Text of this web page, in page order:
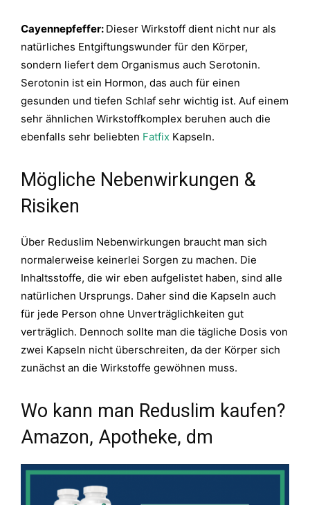
Cayennepfeffer: Dieser Wirkstoff dient nicht nur als
natürliches Entgiftungswunder für den Körper,
sondern liefert dem Organismus auch Serotonin.
Serotonin ist ein Hormon, das auch für einen
gesunden und tiefen Schlaf sehr wichtig ist. Auf einem
sehr ähnlichen Wirkstoffkomplex beruhen auch die
ebenfalls sehr beliebten Fatfix Kapseln.
Mögliche Nebenwirkungen &
Risiken
Über Reduslim Nebenwirkungen braucht man sich
normalerweise keinerlei Sorgen zu machen. Die
Inhaltsstoffe, die wir eben aufgelistet haben, sind alle
natürlichen Ursprungs. Daher sind die Kapseln auch
für jede Person ohne Unverträglichkeiten gut
verträglich. Dennoch sollte man die tägliche Dosis von
zwei Kapseln nicht überschreiten, da der Körper sich
zunächst an die Wirkstoffe gewöhnen muss.
Wo kann man Reduslim kaufen?
Amazon, Apotheke, dm